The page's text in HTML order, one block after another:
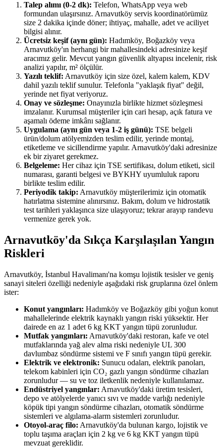
Talep alımı (0-2 dk): Telefon, WhatsApp veya web
formundan ulaşırsınız. Arnavutköy servis koordinatörümüz
size 2 dakika içinde döner; ihtiyaç, mahalle, adet ve aciliyet
bilgisi alınır.
Ücretsiz keşif (aynı gün): Hadımköy, Boğazköy veya
Arnavutköy'ın herhangi bir mahallesindeki adresinize keşif
aracımız gelir. Mevcut yangın güvenlik altyapısı incelenir, risk
analizi yapılır, m² ölçülür.
Yazılı teklif: Arnavutköy için size özel, kalem kalem, KDV
dahil yazılı teklif sunulur. Telefonla "yaklaşık fiyat" değil,
yerinde net fiyat veriyoruz.
Onay ve sözleşme: Onayınızla birlikte hizmet sözleşmesi
imzalanır. Kurumsal müşteriler için cari hesap, açık fatura ve
aşamalı ödeme imkânı sağlanır.
Uygulama (aynı gün veya 1-2 iş günü): TSE belgeli
ürün/dolum atölyemizden teslim edilir, yerinde montaj,
etiketleme ve sicillendirme yapılır. Arnavutköy'daki adresinize
ek bir ziyaret gerekmez.
Belgeleme: Her cihaz için TSE sertifikası, dolum etiketi, sicil
numarası, garanti belgesi ve BYKHY uyumluluk raporu
birlikte teslim edilir.
Periyodik takip: Arnavutköy müşterilerimiz için otomatik
hatırlatma sistemine alınırsınız. Bakım, dolum ve hidrostatik
test tarihleri yaklaşınca size ulaşıyoruz; tekrar arayıp randevu
vermenize gerek yok.
Arnavutköy'da Sıkça Karşılaşılan Yangın
Riskleri
Arnavutköy, İstanbul Havalimanı'na komşu lojistik tesisler ve geniş
sanayi siteleri özelliği nedeniyle aşağıdaki risk gruplarına özel önlem
ister:
Konut yangınları: Hadımköy ve Boğazköy gibi yoğun konut
mahallelerinde elektrik kaynaklı yangın riski yüksektir. Her
dairede en az 1 adet 6 kg KKT yangın tüpü zorunludur.
Mutfak yangınları: Arnavutköy'daki restoran, kafe ve otel
mutfaklarında yağ alev alma riski nedeniyle UL 300
davlumbaz söndürme sistemi ve F sınıfı yangın tüpü gerekir.
Elektrik ve elektronik: Sunucu odaları, elektrik panoları,
telekom kabinleri için CO₂ gazlı yangın söndürme cihazları
zorunludur — su ve toz iletkenlik nedeniyle kullanılamaz.
Endüstriyel yangınlar: Arnavutköy'daki üretim tesisleri,
depo ve atölyelerde yanıcı sıvı ve madde varlığı nedeniyle
köpük tipi yangın söndürme cihazları, otomatik söndürme
sistemleri ve algılama-alarm sistemleri zorunludur.
Otoyol-araç filo: Arnavutköy'da bulunan kargo, lojistik ve
toplu taşıma araçları için 2 kg ve 6 kg KKT yangın tüpü
mevzuat gereklidir.